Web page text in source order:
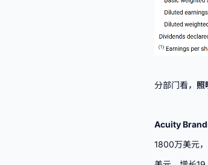
分部门看， 照
Acuity
1800万美元